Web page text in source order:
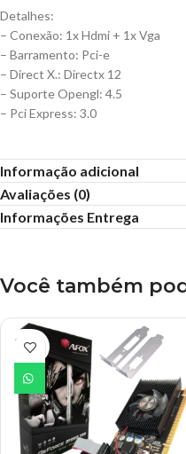
Detalhes:
– Conexão: 1x Hdmi + 1x Vga
– Barramento: Pci-e
– Direct X.: Directx 12
– Suporte Opengl: 4.5
– Pci Express: 3.0
Informação adicional
Avaliações (0)
Informações Entrega
Você também
ESGO
TADO